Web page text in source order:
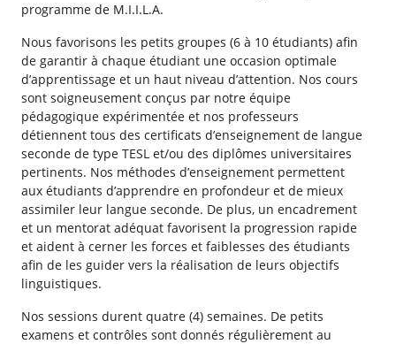
programme de M.I.I.L.A.
Nous favorisons les petits groupes (6 à 10 étudiants) afin
de garantir à chaque étudiant une occasion optimale
d’apprentissage et un haut niveau d’attention. Nos cours
sont soigneusement conçus par notre équipe
pédagogique expérimentée et nos professeurs
détiennent tous des certificats d’enseignement de langue
seconde de type TESL et/ou des diplômes universitaires
pertinents. Nos méthodes d’enseignement permettent
aux étudiants d’apprendre en profondeur et de mieux
assimiler leur langue seconde. De plus, un encadrement
et un mentorat adéquat favorisent la progression rapide
et aident à cerner les forces et faiblesses des étudiants
afin de les guider vers la réalisation de leurs objectifs
linguistiques.
Nos sessions durent quatre (4) semaines. De petits
examens et contrôles sont donnés régulièrement au